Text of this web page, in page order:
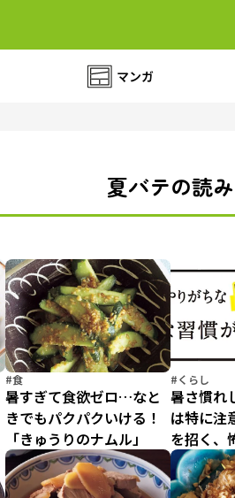
マンガ
夏バテの読
#食
暑すぎて食欲ゼロ…なと
きでもパクパクいける！
「きゅうりのナムル」
#くらし
暑さ慣れ
は特に注
を招く、